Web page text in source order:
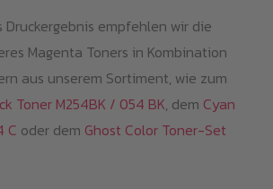
empfehlen wir die
Magenta Toners in Kombination
aus unserem Sortiment, wie zum
Toner M254BK / 054 BK, dem Cyan
C oder dem Ghost Color Toner-Set